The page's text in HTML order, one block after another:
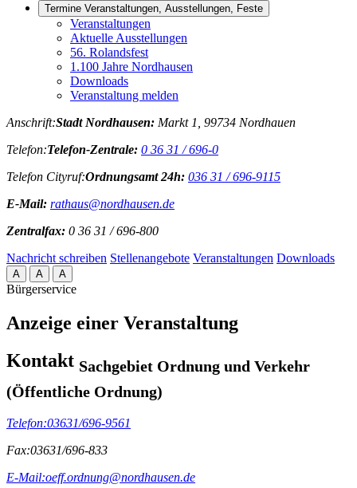
Termine Veranstaltungen, Ausstellungen, Feste
Veranstaltungen
Aktuelle Ausstellungen
56. Rolandsfest
1.100 Jahre Nordhausen
Downloads
Veranstaltung melden
Anschrift:Stadt Nordhausen: Markt 1, 99734 Nordhauen
Telefon:Telefon-Zentrale: 0 36 31 / 696-0
Telefon Cityruf:Ordnungsamt 24h: 036 31 / 696-9115
E-Mail: rathaus@nordhausen.de
Zentralfax: 0 36 31 / 696-800
Nachricht schreiben Stellenangebote Veranstaltungen Downloads
A A A
Bürgerservice
Anzeige einer Veranstaltung
Kontakt Sachgebiet Ordnung und Verkehr
(Öffentliche Ordnung)
Telefon:03631/696-9561
Fax:03631/696-833
E-Mail:oeff.ordnung@nordhausen.de